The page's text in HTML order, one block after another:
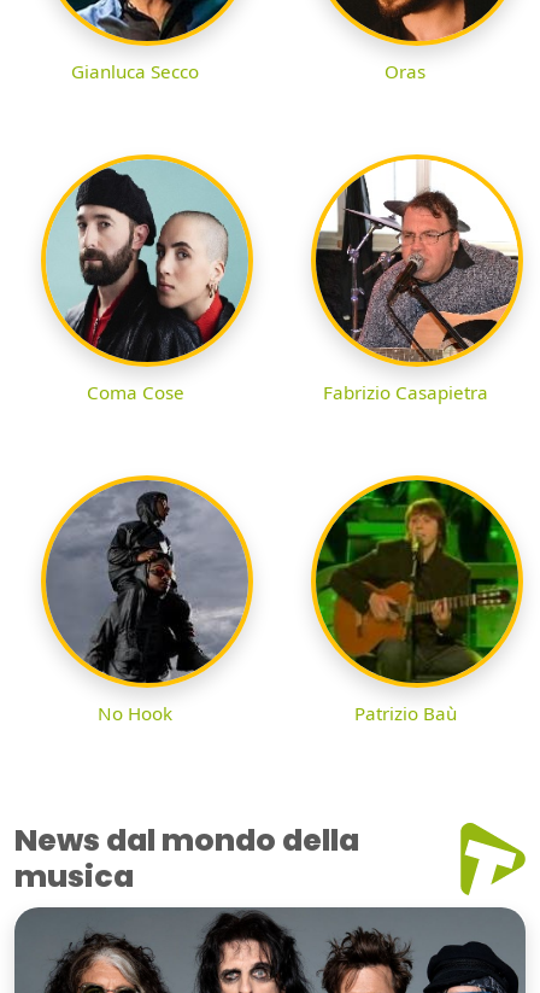
Gianluca Secco Oras
Coma Cose Fabrizio Casapietra
No Hook Patrizio Baù
News dal mondo della
musica